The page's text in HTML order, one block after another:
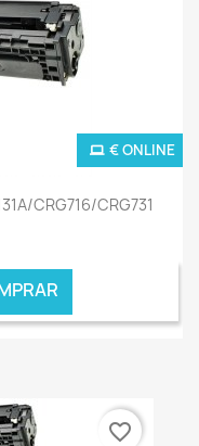
CRG716/CRG731
€ ONLINE
favorite_border